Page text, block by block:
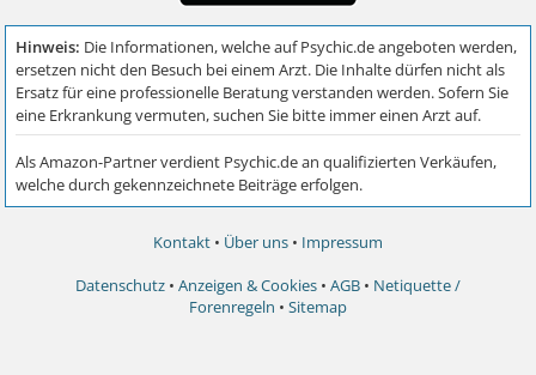
Kontakt • Über uns • Impressum
Datenschutz • Anzeigen & Cookies • AGB • Netiquette /
Forenregeln • Sitemap